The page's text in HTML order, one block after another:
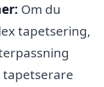
Om du
tapetsering,
tapetserare